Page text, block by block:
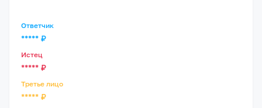
Ответчик
***** ₽
Истец
***** ₽
Третье лицо
***** ₽